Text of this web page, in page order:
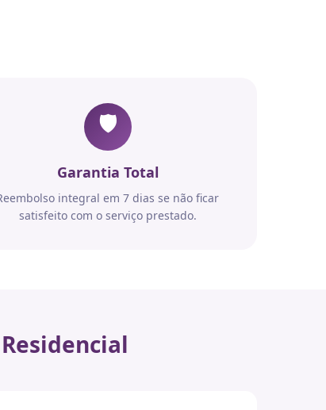
🛡️
Garantia Total
integral em 7 dias se não ficar
satisfeito com o serviço prestado.